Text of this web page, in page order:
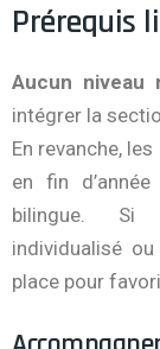
Prérequis
Aucun niveau
intégrer la
En revanche,
en fin
bilingue. Si
individualisé
place pour